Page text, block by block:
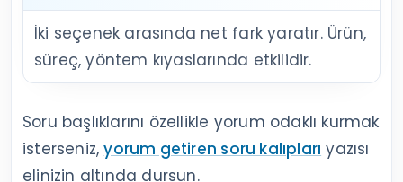
İki seçenek arasında net fark yaratır. Ürün,
süreç, yöntem kıyaslarında etkilidir.
Soru başlıklarını özellikle yorum odaklı kurmak
isterseniz,yorum getiren soru kalıpları yazısı
elinizin altında dursun.